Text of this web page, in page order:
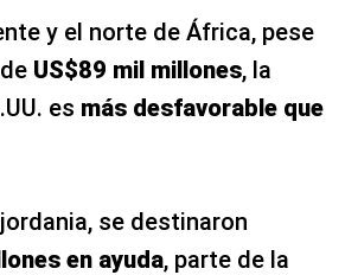
y el norte de África, pese
US$89 mil millones, la
es más desfavorable que
se destinaron
en ayuda, parte de la